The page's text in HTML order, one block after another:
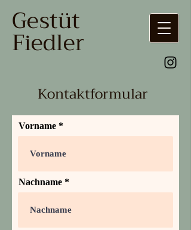
Gestüt
Fiedler
Kontaktformular
Vorname
Nachname